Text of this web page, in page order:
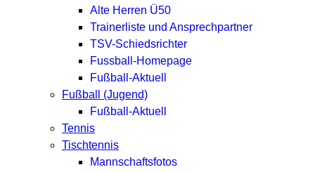
Alte Herren Ü50
Trainerliste und Ansprechpartner
TSV-Schiedsrichter
Fussball-Homepage
Fußball-Aktuell
Fußball (Jugend)
Fußball-Aktuell
Tennis
Tischtennis
Mannschaftsfotos